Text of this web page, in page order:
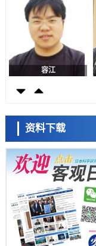
会引发血管结构恶化
科学研究
京都大学高效生成光的
科学研究
用数理模型诠释慢性荨
科学研究
【JST事业成果】发现
夜景也能清晰呈现在纸
科学研究
【JST事业成果】开发
科学研究
东海大与东北大阐明炎
性疾病及组织再生治疗
科学研究
理研发现产生调节性T
度免疫应答
政策
容江
日本科学未来馆 科学交
流员
资料下载